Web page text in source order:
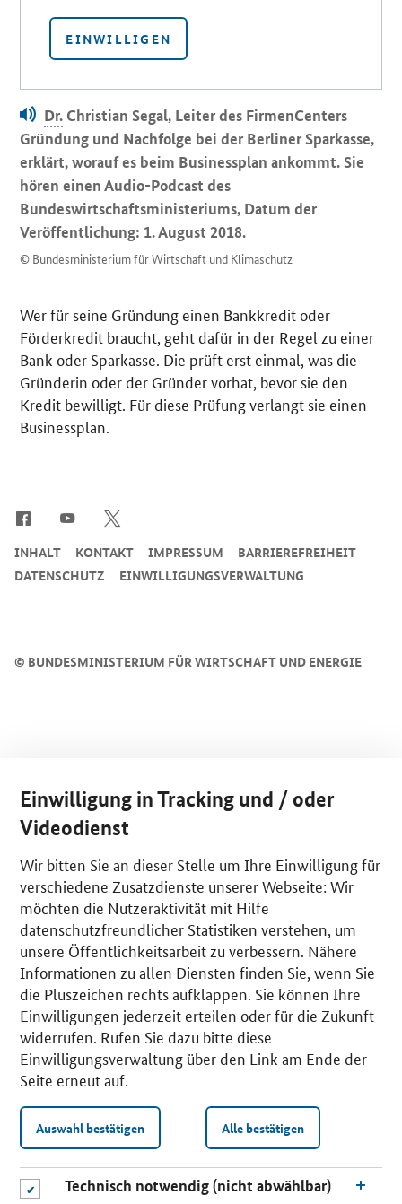
EINWILLIGEN
Dr. Christian Segal, Leiter des FirmenCenters
Gründung und Nachfolge bei der Berliner Sparkasse,
erklärt, worauf es beim Businessplan ankommt. Sie
hören einen Audio-Podcast des
Bundeswirtschaftsministeriums, Datum der
Veröffentlichung: 1. August 2018.
© Bundesministerium für Wirtschaft und Klimaschutz
Wer für seine Gründung einen Bankkredit oder
Förderkredit braucht, geht dafür in der Regel zu einer
Bank oder Sparkasse. Die prüft erst einmal, was die
Gründerin oder der Gründer vorhat, bevor sie den
Kredit bewilligt. Für diese Prüfung verlangt sie einen
Businessplan.
© BUNDESMINISTERIUM FÜR WIRTSCHAFT UND ENERGIE
INHALT KONTAKT IMPRESSUM
BARRIEREFREIHEIT
DATENSCHUTZ
EINWILLIGUNGSVERWALTUNG
Einwilligung in Tracking und / oder
Videodienst
Wir bitten Sie an dieser Stelle um Ihre Einwilligung für
verschiedene Zusatzdienste unserer Webseite: Wir
möchten die Nutzeraktivität mit Hilfe
datenschutzfreundlicher Statistiken verstehen, um
unsere Öffentlichkeitsarbeit zu verbessern. Nähere
Informationen zu allen Diensten finden Sie, wenn Sie
die Pluszeichen rechts aufklappen. Sie können Ihre
Einwilligungen jederzeit erteilen oder für die Zukunft
widerrufen. Rufen Sie dazu bitte diese
Einwilligungsverwaltung über den Link am Ende der
Seite erneut auf.
Auswahl bestätigen Alle bestätigen
Technisch notwendig (nicht abwählbar)